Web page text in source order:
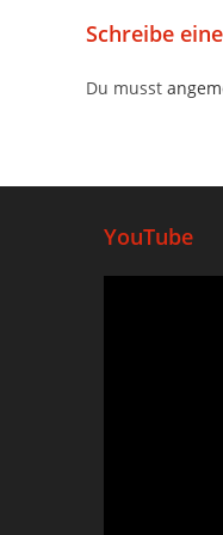
Schreibe
Du musst
YouTube